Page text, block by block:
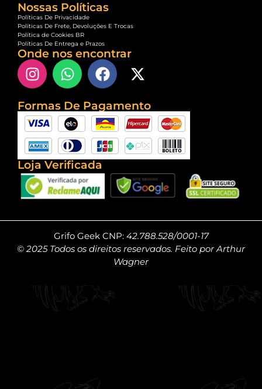
Nossas Políticas
Políticas De Privacidade
Políticas De Frete, Devoluções E Trocas
Política de Cookies BR
Políticas De Entrega e Prazos
Onde nos encontrar
Formas De Pagamento
Loja Verificada
Grifo Geek CNP: 42.788.528/0001-17
© 2025 Todos os direitos reservados. Feito por Arthur
Wagner